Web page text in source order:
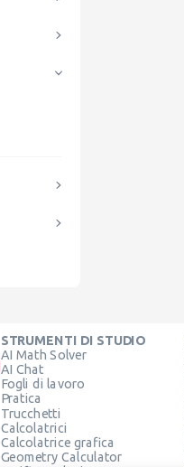
STRUMENTI DI STUDIO
AI Math Solver
AI Chat
Fogli di lavoro
Pratica
Trucchetti
Calcolatrici
Calcolatrice grafica
Geometry Calculator